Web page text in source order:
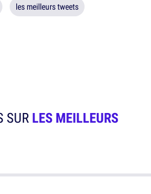
les meilleurs tweets
SURLES MEILLEURS